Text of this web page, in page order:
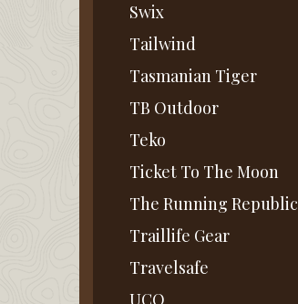
Swix
Tailwind
Tasmanian Tiger
TB Outdoor
Teko
Ticket To The Moon
The Running Republic
Traillife Gear
Travelsafe
UCO